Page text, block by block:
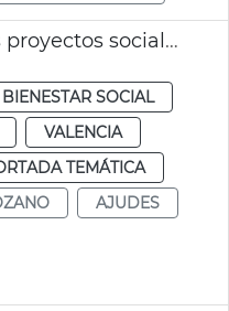
Ayudas 1 millón euros proyectos sociales
BIENESTAR SOCIAL
VALENCIA
TEMÁTICA
AJUDES